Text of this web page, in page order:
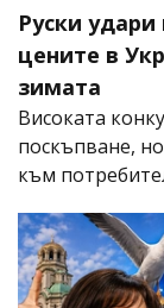
Руски
цените в
зимата
Високата
поскъпване,
към